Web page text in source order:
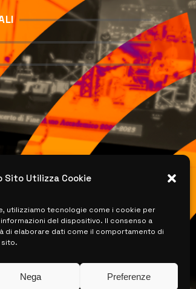
Sito Utilizza Cookie
utilizziamo tecnologie come i cookie per
del dispositivo. Il consenso a
elaborare dati come il comportamento di
sito.
Nega Preferenze